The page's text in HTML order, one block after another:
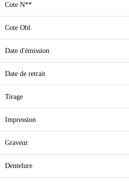
Cote N**
Cote Obl.
Date d'émission
Date de retrait
Tirage
Impression
Graveur
Dentelure